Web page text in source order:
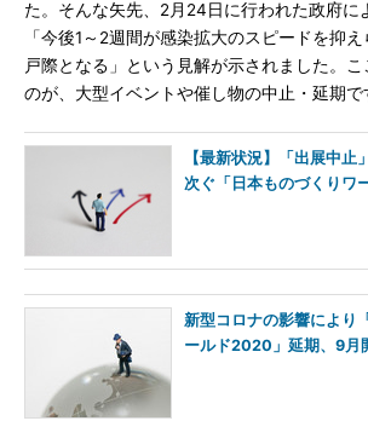
た。そんな矢先、2月24日に行われた政府に
「今後1～2週間が感染拡大のスピードを抑
戸際となる」という見解が示されました。
のが、大型イベントや催し物の中止・延期で
【最新状況】「出展中止
次ぐ「日本ものづくりワ
新型コロナの影響により
ールド2020」延期、9月